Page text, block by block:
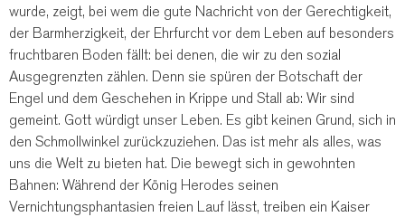
wurde, zeigt, bei wem die gute Nachricht von der Gerechtigkeit,
der Barmherzigkeit, der Ehrfurcht vor dem Leben auf besonders
fruchtbaren Boden fällt: bei denen, die wir zu den sozial
Ausgegrenzten zählen. Denn sie spüren der Botschaft der
Engel und dem Geschehen in Krippe und Stall ab: Wir sind
gemeint. Gott würdigt unser Leben. Es gibt keinen Grund, sich in
den Schmollwinkel zurückzuziehen. Das ist mehr als alles, was
uns die Welt zu bieten hat. Die bewegt sich in gewohnten
Bahnen: Während der König Herodes seinen
Vernichtungsphantasien freien Lauf lässt, treiben ein Kaiser